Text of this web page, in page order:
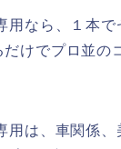
用なら、１本で
けでプロ並の
用は、車関係